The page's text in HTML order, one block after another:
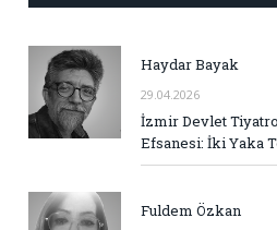
Haydar Bayak
29.04.2026
İzmir Devlet
Efsanesi: İki Yaka
Fuldem Özkan